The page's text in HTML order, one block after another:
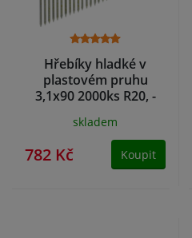
Hřebíky hladké v
plastovém pruhu
3,1x90 2000ks R20, -
skladem
782 Kč Koupit